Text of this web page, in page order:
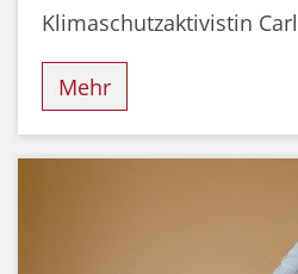
Klimaschutzaktivistin
Mehr